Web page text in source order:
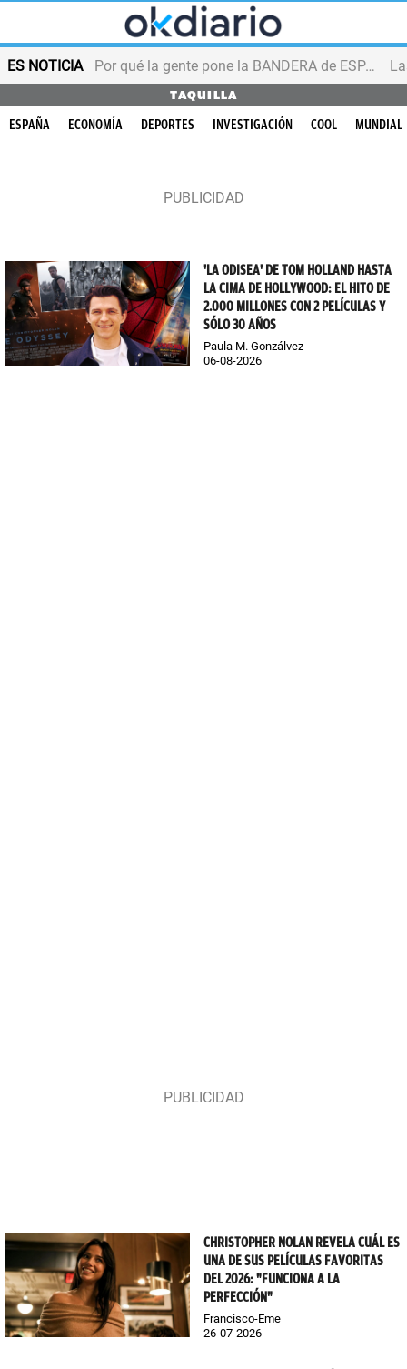
ES NOTICIA Por qué la gente pone la BANDERA de ESPAÑA en el balcón
TAQUILLA
ESPAÑA ECONOMÍA DEPORTES INVESTIGACIÓN COOL MUNDIAL
'LA ODISEA' DE TOM HOLLAND HASTA
LA CIMA DE HOLLYWOOD: EL HITO DE
2.000 MILLONES CON 2 PELÍCULAS Y
SÓLO 30 AÑOS
Paula M. Gonzálvez
06-08-2026
CHRISTOPHER NOLAN REVELA CUÁL ES
UNA DE SUS PELÍCULAS FAVORITAS
DEL 2026: "FUNCIONA A LA
PERFECCIÓN"
Francisco-Eme
26-07-2026